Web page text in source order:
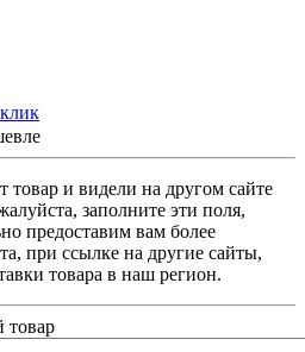
товар и видели на другом сайте
заполните эти поля,
предоставим вам более
при ссылке на другие сайты,
товара в наш регион.
товар